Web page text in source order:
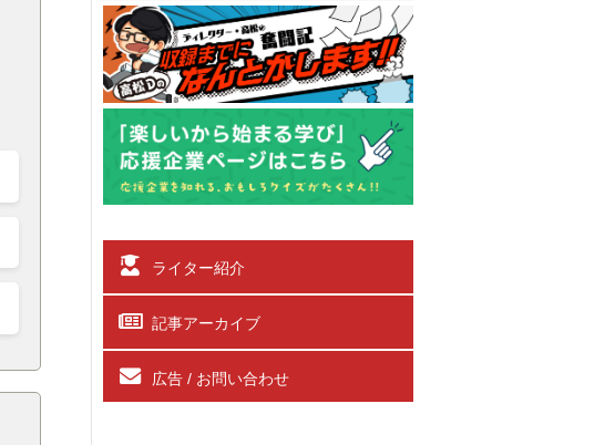
ライター紹介
記事アーカイブ
広告 / お問い合わせ